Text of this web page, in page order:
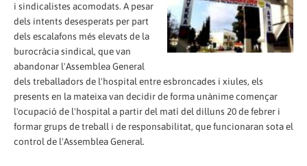
i sindicalistes acomodats. A pesar
dels intents desesperats per part
dels escalafons més elevats de la
burocràcia sindical, que van
abandonar l'Assemblea General
dels treballadors de l'hospital entre esbroncades i xiules, els
presents en la mateixa van decidir de forma unànime començar
l'ocupació de l'hospital a partir del matí del dilluns 20 de febrer i
formar grups de treball i de responsabilitat, que funcionaran sota el
control de l'Assemblea General.